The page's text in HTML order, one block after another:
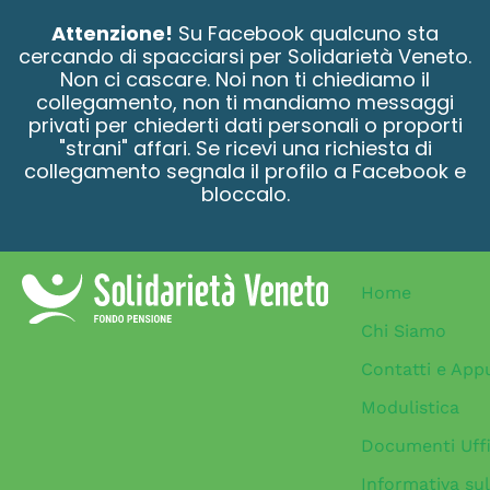
Attenzione! Su Facebook qualcuno sta
cercando di spacciarsi per Solidarietà Veneto.
Non ci cascare. Noi non ti chiediamo il
collegamento, non ti mandiamo messaggi
privati per chiederti dati personali o proporti
"strani" affari. Se ricevi una richiesta di
collegamento segnala il profilo a Facebook e
bloccalo.
Home
Chi Siamo
Contatti e
Modulistica
Documenti
Informativa